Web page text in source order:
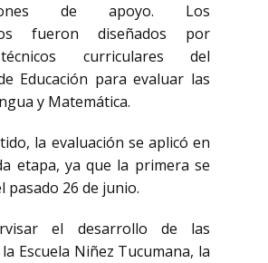
de apoyo. Los
fueron diseñados por
curriculares del
Educación para evaluar las
y Matemática.
la evaluación se aplicó en
etapa, ya que la primera se
pasado 26 de junio.
el desarrollo de las
Escuela Niñez Tucumana, la